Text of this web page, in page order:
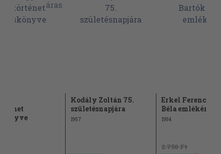
Kodály Zoltán 75.
születésnapjára
1957
Erkel Ferenc és
Béla emlékére
1954
2.750 Ft